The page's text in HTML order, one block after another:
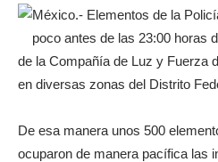
México.- Elementos de la
poco antes de las 23:00 horas
de la Compañía de Luz y Fuerza
en diversas zonas del Distrito
De esa manera unos 500
ocuparon de manera pacífica las